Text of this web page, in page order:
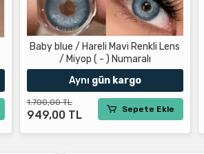
Baby blue / Hareli Mavi Renkli Lens
/ Miyop ( - ) Numaralı
Aynı gün kargo
1.700,00 TL
949,00 TL Sepete Ekle